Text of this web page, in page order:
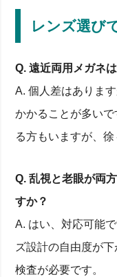
レンズ選び
Q. 遠近両用メガネ
A. 個人差はありま
かかることが多い
る方もいますが、徐
Q. 乱視と老眼が両
すか？
A. はい、対応可能
ズ設計の自由度が
検査が必要です。